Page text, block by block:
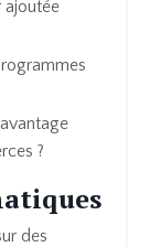
ajoutée
?
des